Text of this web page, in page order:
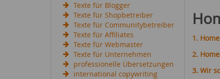
Texte für Blogger
Texte für Shopbetreiber
Texte für Communitybetreiber
Texte für Affiliates
Texte für Webmaster
Texte für Unternehmen
professionelle Übersetzungen
international copywriting
1.
2.
3. Wir